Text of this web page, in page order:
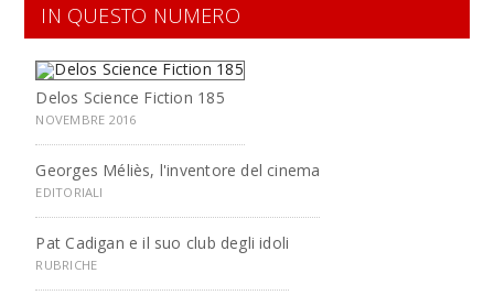
IN QUESTO NUMERO
Delos Science Fiction 185
NOVEMBRE 2016
Georges Méliès, l'inventore del cinema
EDITORIALI
Pat Cadigan e il suo club degli idoli
RUBRICHE